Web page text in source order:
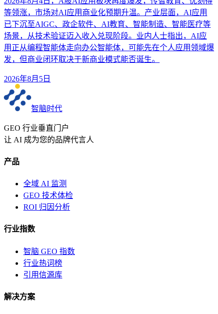
等领涨，市场对AI应用商业化预期升温。产业层面，AI应用
已下沉至AIGC、政企软件、AI教育、智能制造、智能医疗等
场景，从技术验证迈入收入兑现阶段。业内人士指出，AI应
用正从编程智能体走向办公智能体，可能先在个人应用领域爆
发，但商业闭环取决于新商业模式能否诞生。
2026年8月5日
智脑时代
GEO 行业垂直门户
让 AI 成为您的品牌代言人
产品
全域 AI 监测
GEO 技术体检
ROI 归因分析
行业指数
智脑 GEO 指数
行业热词榜
引用信源库
解决方案